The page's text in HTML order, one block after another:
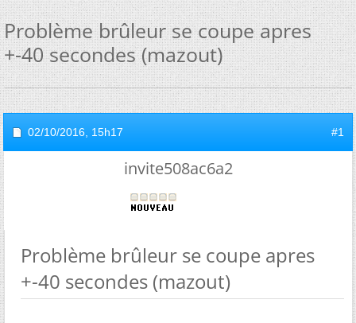
Problème brûleur se coupe apres
+-40 secondes (mazout)
02/10/2016, 15h17 #1
invite508ac6a2
Problème brûleur se coupe apres
+-40 secondes (mazout)